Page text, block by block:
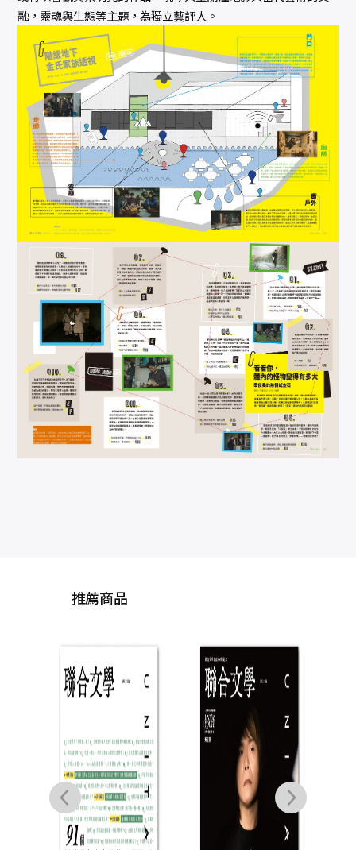
融，靈魂與生態等主題，為獨立藝評人。
推薦商品